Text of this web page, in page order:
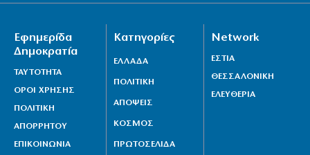
Εφημερίδα
Δημοκρατία
ΤΑΥΤΟΤΗΤΑ
ΟΡΟΙ ΧΡΗΣΗΣ
ΠΟΛΙΤΙΚΗ
ΑΠΟΡΡΗΤΟΥ
ΕΠΙΚΟΙΝΩΝΙΑ
Κατηγορίες
ΕΛΛΑΔΑ
ΠΟΛΙΤΙΚΗ
ΑΠΟΨΕΙΣ
ΚΟΣΜΟΣ
ΠΡΩΤΟΣΕΛΙΔΑ
Network
ΕΣΤΙΑ
ΘΕΣΣΑΛΟΝΙΚΗ
ΕΛΕΥΘΕΡΙΑ